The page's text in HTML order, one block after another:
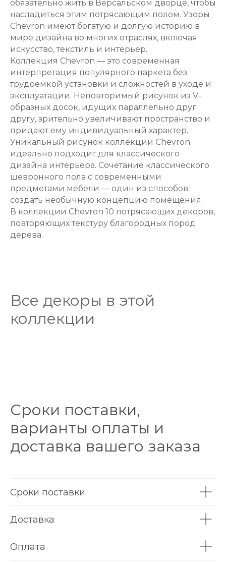
обязательно жить в Версальском дворце, чтобы
насладиться этим потрясающим полом. Узоры
Chevron имеют богатую и долгую историю в
мире дизайна во многих отраслях, включая
искусство, текстиль и интерьер.
Коллекция Chevron — это современная
интерпретация популярного паркета без
трудоемкой установки и сложностей в уходе и
эксплуатации. Неповторимый рисунок из V-
образных досок, идущих параллельно друг
другу, зрительно увеличивают пространство и
придают ему индивидуальный характер.
Уникальный рисунок коллекции Chevron
идеально подходит для классического
дизайна интерьера. Сочетание классического
шевронного пола с современными
предметами мебели — один из способов
создать необычную концепцию помещения.
В коллекции Chevron 10 потрясающих декоров,
повторяющих текстуру благородных пород
дерева.
Все декоры в этой
коллекции
Сроки поставки,
варианты оплаты и
доставка вашего заказа
Сроки поставки
Доставка
Оплата